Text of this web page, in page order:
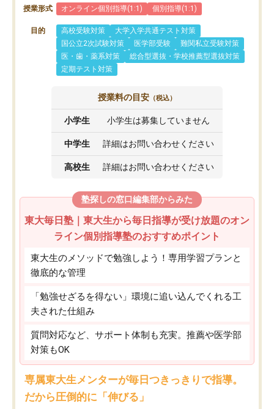
授業形式 オンライン個別指導(1:1) 個別指導(1:1)
目的 高校受験対策
大学入学共通テスト対策
国公立2次試験対策
医学部受験
難関私立受験対策
医・歯・薬系対策
総合型選抜・学校推薦型選抜対策
定期テスト対策
授業料の目安 （税込）
小学生 小学生は募集していません
中学生 詳細はお問い合わせください
高校生 詳細はお問い合わせください
塾探しの窓口編集部からみた
東大毎日塾｜東大生から毎日指導が受け放題のオン
ライン個別指導塾のおすすめポイント
東大生のメソッドで勉強しよう！専用学習プランと
徹底的な管理
「勉強せざるを得ない」環境に追い込んでくれる工
夫された仕組み
質問対応など、サポート体制も充実。推薦や医学部
対策もOK
専属東大生メンターが毎日つきっきりで指導。
だから圧倒的に「伸びる」